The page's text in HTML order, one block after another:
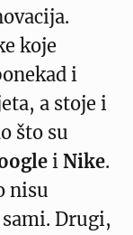
koje
i
a stoje i
što su
i Nike.
nisu
Drugi,